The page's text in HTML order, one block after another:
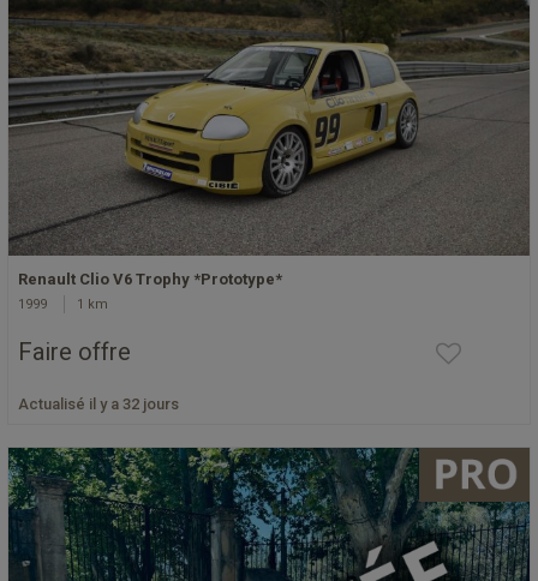
Renault Clio V6 Trophy *Prototype*
1999 1 km
Faire offre
Actualisé il y a 32 jours